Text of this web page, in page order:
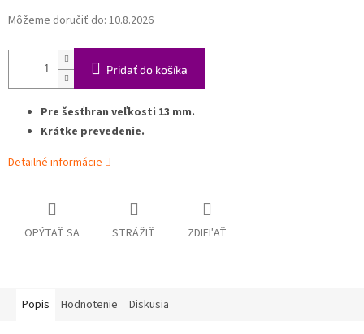
Môžeme doručiť do: 10.8.2026
Pridať do košíka
Pre šesťhran veľkosti 13 mm.
Krátke prevedenie.
Detailné informácie
OPÝTAŤ SA STRÁŽIŤ ZDIEĽAŤ
Popis Hodnotenie Diskusia